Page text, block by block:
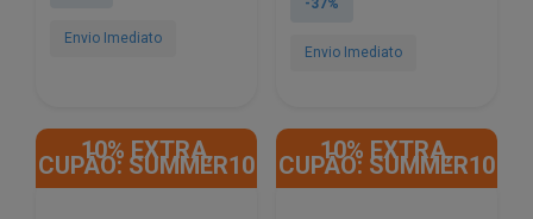
€14.47.
€6.75.
Envio Imediato
€13.80.
€8.63.
-37%
Envio Imediato
10% EXTRA,
CUPÃO: SUMMER10
10% EXTRA,
CUPÃO: SUMMER10